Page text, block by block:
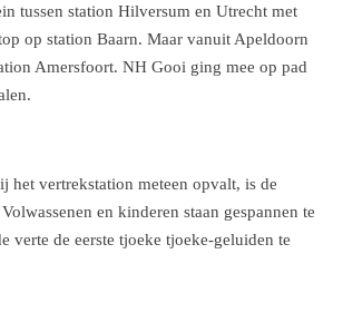
tussen station Hilversum en Utrecht met
op station Baarn. Maar vanuit Apeldoorn
Amersfoort. NH Gooi ging mee op pad
het vertrekstation meteen opvalt, is de
en kinderen staan gespannen te
verte de eerste tjoeke tjoeke-geluiden te